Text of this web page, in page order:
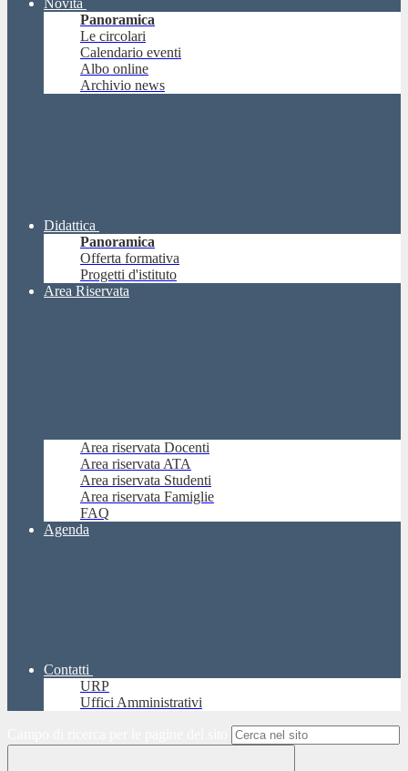
Novità
Panoramica
Le circolari
Calendario eventi
Albo online
Archivio news
Didattica
Panoramica
Offerta formativa
Progetti d'istituto
Area Riservata
Area riservata Docenti
Area riservata ATA
Area riservata Studenti
Area riservata Famiglie
FAQ
Agenda
Contatti
URP
Uffici Amministrativi